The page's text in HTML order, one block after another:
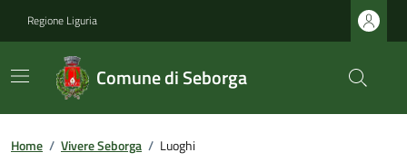
Regione Liguria
Comune di Seborga
Home / Vivere Seborga / Luoghi